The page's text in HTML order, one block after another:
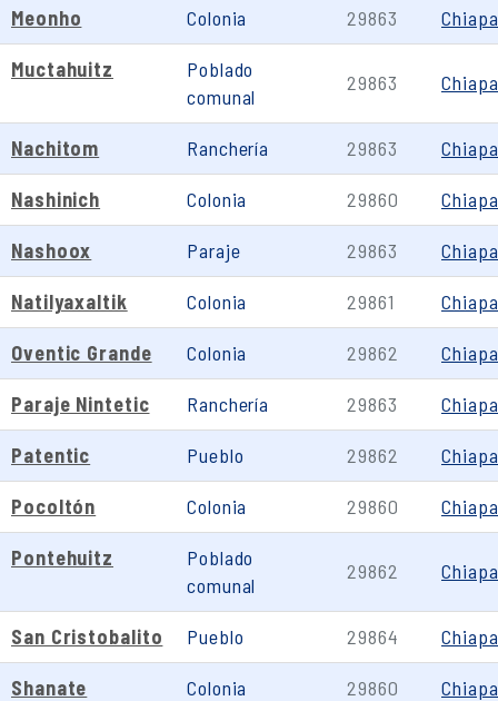
Meonho Colonia 29863
Muctahuitz
Poblado
comunal
29863
Nachitom Ranchería 29863
Nashinich Colonia 29860
Nashoox Paraje 29863
Natilyaxaltik Colonia 29861
Oventic Grande Colonia 29862
Paraje Nintetic Ranchería 29863
Patentic Pueblo 29862
Pocoltón Colonia 29860
Pontehuitz
Poblado
comunal
29862
San Cristobalito Pueblo 29864
Shanate Colonia 29860